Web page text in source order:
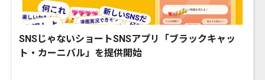
SNSじゃないショートSNSアプリ「ブラックキャッ
ト・カーニバル」を提供開始